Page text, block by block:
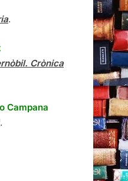
.
Crònica
Campana
.